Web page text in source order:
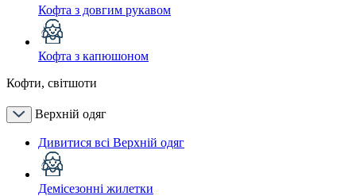
Кофта з довгим рукавом
Кофта з капюшоном
Кофти, світшоти
Верхній одяг
Дивитися всі Верхній одяг
Демісезонні жилетки